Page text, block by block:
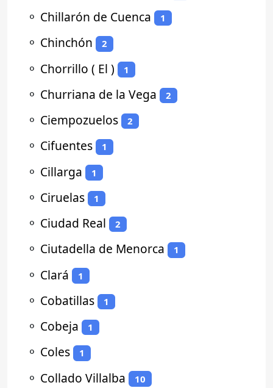
⚬ Chillarón de Cuenca 1
⚬ Chinchón 2
⚬ Chorrillo ( El ) 1
⚬ Churriana de la Vega 2
⚬ Ciempozuelos 2
⚬ Cifuentes 1
⚬ Cillarga 1
⚬ Ciruelas 1
⚬ Ciudad Real 2
⚬ Ciutadella de Menorca 1
⚬ Clará 1
⚬ Cobatillas 1
⚬ Cobeja 1
⚬ Coles 1
⚬ Collado Villalba 10